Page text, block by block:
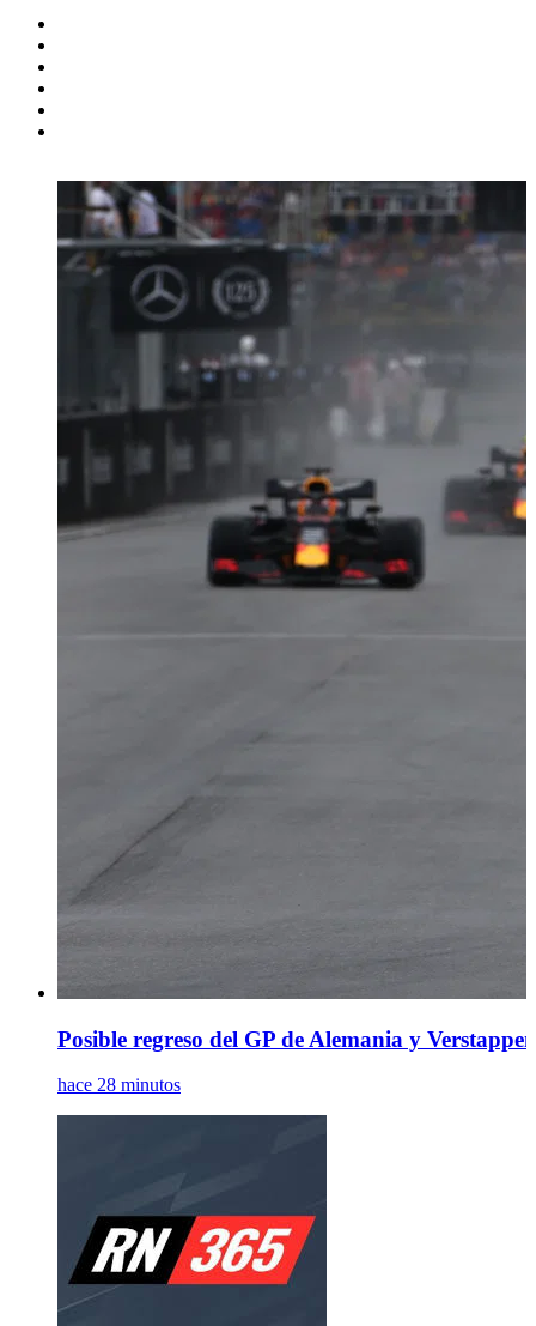
Posible regreso del GP de Alemania y
hace 28 minutos